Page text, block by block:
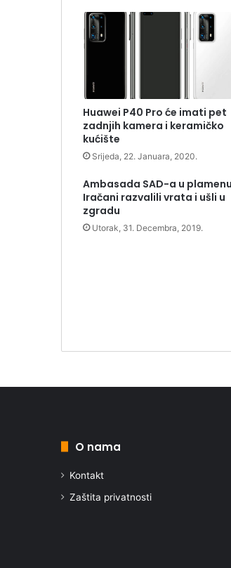
Huawei P40 Pro će imati pet
zadnjih kamera i keramičko
kućište
Srijeda, 22. Januara, 2020.
Ambasada SAD-a u
Iračani razvalili vrata i ušli u
zgradu
Utorak, 31. Decembra, 2019.
O nama
Kontakt
Zaštita privatnosti